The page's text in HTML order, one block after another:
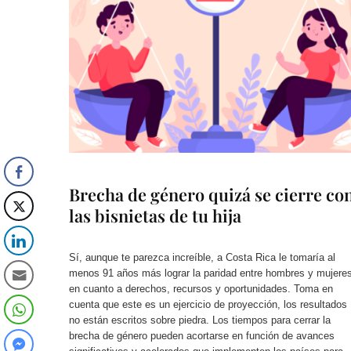
Brecha de género quizá se cierre
las bisnietas de tu hija
Sí, aunque te parezca increíble, a Costa Rica le tomaría al
menos 91 años más lograr la paridad entre hombres y
en cuanto a derechos, recursos y oportunidades. Toma en
cuenta que este es un ejercicio de proyección, los resultados
no están escritos sobre piedra. Los tiempos para cerrar la
brecha de género pueden acortarse en función de avances